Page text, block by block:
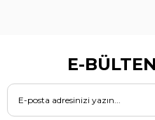
E-